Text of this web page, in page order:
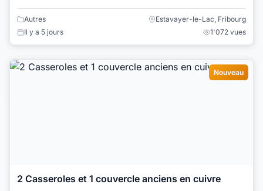
Autres
Estavayer-le-Lac, Fribourg
Il y a 5 jours
1'072 vues
Nouveau
2 Casseroles et 1 couvercle anciens en cuivre